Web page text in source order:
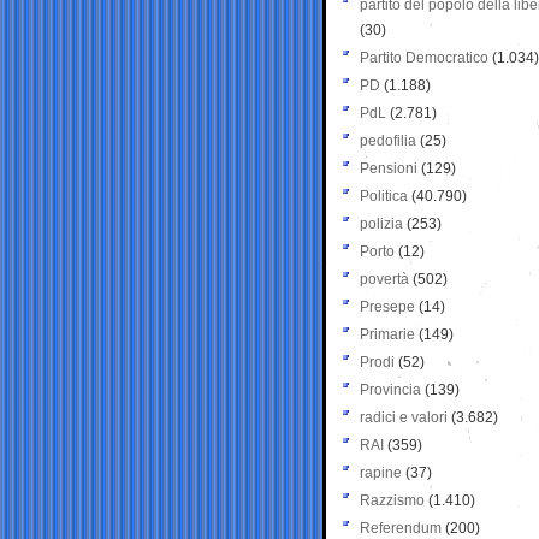
partito del popolo della
(30)
Partito Democratico (1.034)
PD (1.188)
PdL (2.781)
pedofilia (25)
Pensioni (129)
Politica (40.790)
polizia (253)
Porto (12)
povertà (502)
Presepe (14)
Primarie (149)
Prodi (52)
Provincia (139)
radici e valori (3.682)
RAI (359)
rapine (37)
Razzismo (1.410)
Referendum (200)